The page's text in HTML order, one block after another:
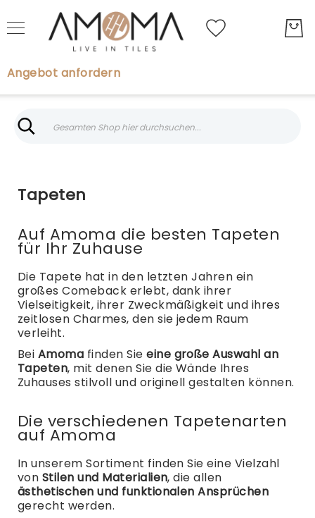
Search
Search
My
Angebot anfordern
Fliesen
Tapeten
Boiserie
Brands
Blog
Tapeten
Auf Amoma die besten Tapeten
für Ihr Zuhause
Die Tapete hat in den letzten Jahren ein
großes Comeback erlebt, dank ihrer
Vielseitigkeit, ihrer Zweckmäßigkeit und ihres
zeitlosen Charmes, den sie jedem Raum
verleiht.
Bei Amoma finden Sie eine große Auswahl an
Tapeten, mit denen Sie die Wände Ihres
Zuhauses stilvoll und originell gestalten können.
Die verschiedenen Tapetenarten
auf Amoma
In unserem Sortiment finden Sie eine Vielzahl
von Stilen und Materialien, die allen
ästhetischen und funktionalen Ansprüchen
gerecht werden.